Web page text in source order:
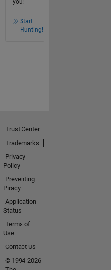
you!
Start
Hunting!
Trust Center
Trademarks
Privacy
Policy
Preventing
Piracy
Application
Status
Terms of
Use
Contact Us
© 1994-2026